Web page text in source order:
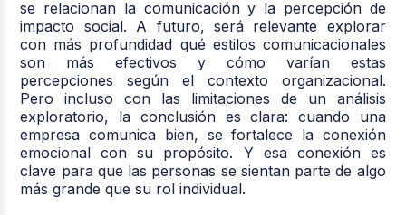
se relacionan la comunicación y la percepción de
impacto social. A futuro, será relevante explorar
con más profundidad qué estilos comunicacionales
son más efectivos y cómo varían estas
percepciones según el contexto organizacional.
Pero incluso con las limitaciones de un análisis
exploratorio, la conclusión es clara: cuando una
empresa comunica bien, se fortalece la conexión
emocional con su propósito. Y esa conexión es
clave para que las personas se sientan parte de algo
más grande que su rol individual.